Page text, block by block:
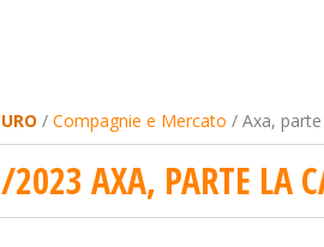
/ Compagnie e Mercato / Axa,
AXA, PARTE LA